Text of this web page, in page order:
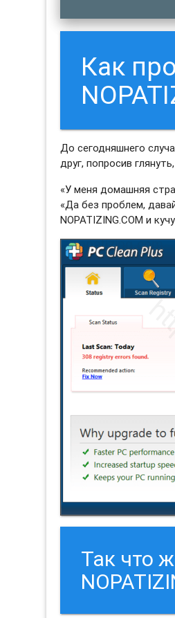
Как
До сегодняшнего
друг, попросив
«У меня домашняя
«Да без проблем,
NOPATIZING.COM и
Так что